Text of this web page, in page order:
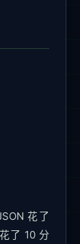
花了
了 10 分